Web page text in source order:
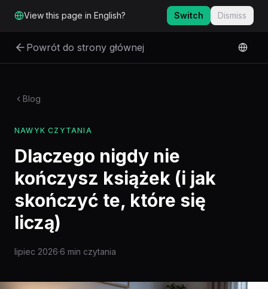
View this page in English? Switch Dismiss
Powrót do strony głównej
Blog
NAWYK CZYTANIA
Dlaczego nigdy nie
kończysz książek (i jak
skończyć te, które się
liczą)
lipiec 2026·6 min czytania